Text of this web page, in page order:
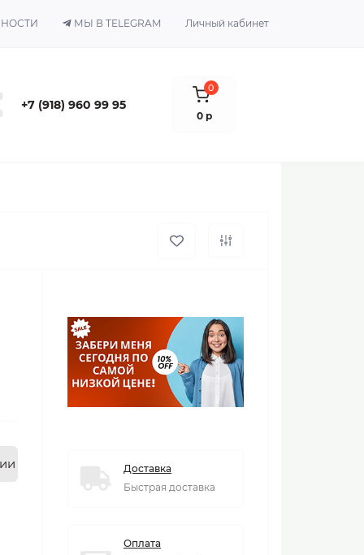
МЫ В TELEGRAM Личный кабинет
+7 (918) 960 99 95
0
0 р
Доставка
Быстрая доставка
Оплата